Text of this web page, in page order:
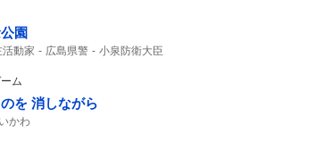
園
活動家 広島県警
小泉防衛大臣
ム
を 消しながら
かわ